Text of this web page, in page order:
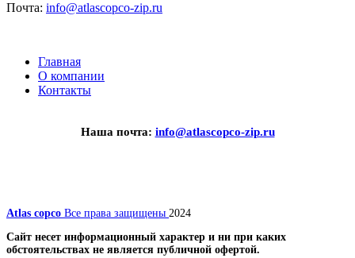
Почта: info@atlascopco-zip.ru
Главная
О компании
Контакты
Наша почта: info@atlascopco-zip.ru
Atlas copco Все права защищены 2024
Сайт несет информационный характер и ни при каких
обстоятельствах не является публичной офертой.